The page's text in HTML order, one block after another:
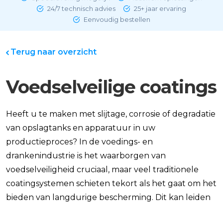
24/7 technisch advies
25+ jaar ervaring
Eenvoudig bestellen
Terug naar overzicht
Voedselveilige coatings
Heeft u te maken met slijtage, corrosie of degradatie
van opslagtanks en apparatuur in uw
productieproces? In de voedings- en
drankenindustrie is het waarborgen van
voedselveiligheid cruciaal, maar veel traditionele
coatingsystemen schieten tekort als het gaat om het
bieden van langdurige bescherming. Dit kan leiden